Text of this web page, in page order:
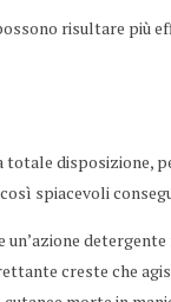
risultare più
disposizione,
spiacevoli
creste che